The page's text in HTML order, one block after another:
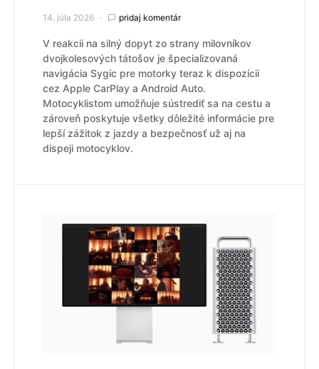
14. júla 2026 pridaj komentár
V reakcii na silný dopyt zo strany milovníkov
dvojkolesových tátošov je špecializovaná
navigácia Sygic pre motorky teraz k dispozícii
cez Apple CarPlay a Android Auto.
Motocyklistom umožňuje sústrediť sa na cestu a
zároveň poskytuje všetky dôležité informácie pre
lepší zážitok z jazdy a bezpečnosť už aj na
dispeji motocyklov.